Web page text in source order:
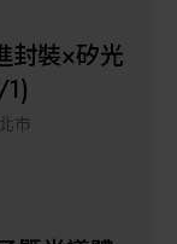
封裝×矽光
市